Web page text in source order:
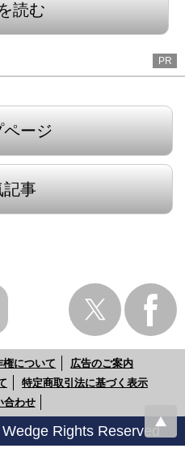
読む
PR
ページ
記事
権について
広告のご案内
特定商取引法に基づく表示
合わせ
Rights Reserved